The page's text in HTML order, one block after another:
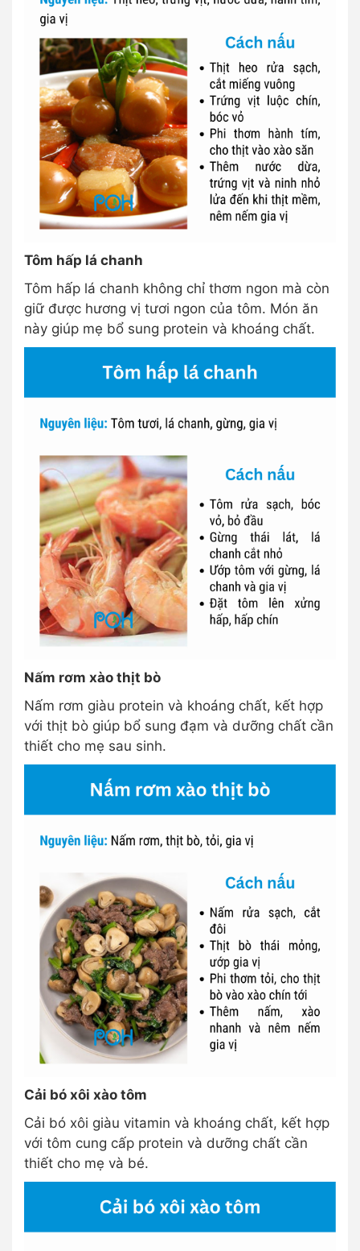
Tôm hấp lá chanh
Tôm hấp lá chanh không chỉ thơm ngon mà còn
giữ được hương vị tươi ngon của tôm. Món ăn
này giúp mẹ bổ sung protein và khoáng chất.
Nấm rơm xào thịt bò
Nấm rơm giàu protein và khoáng chất, kết hợp
với thịt bò giúp bổ sung đạm và dưỡng chất cần
thiết cho mẹ sau sinh.
Cải bó xôi xào tôm
Cải bó xôi giàu vitamin và khoáng chất, kết hợp
với tôm cung cấp protein và dưỡng chất cần
thiết cho mẹ và bé.